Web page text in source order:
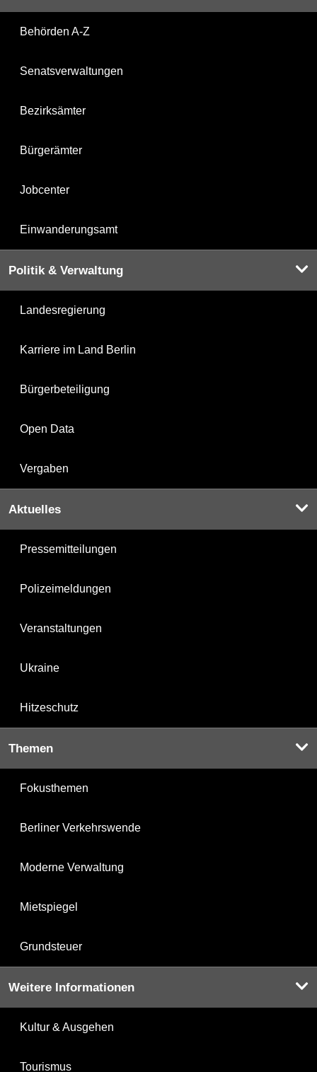
Behörden A-Z
Senatsverwaltungen
Bezirksämter
Bürgerämter
Jobcenter
Einwanderungsamt
Politik & Verwaltung
Landesregierung
Karriere im Land Berlin
Bürgerbeteiligung
Open Data
Vergaben
Aktuelles
Pressemitteilungen
Polizeimeldungen
Veranstaltungen
Ukraine
Hitzeschutz
Themen
Fokusthemen
Berliner Verkehrswende
Moderne Verwaltung
Mietspiegel
Grundsteuer
Weitere Informationen
Kultur & Ausgehen
Tourismus